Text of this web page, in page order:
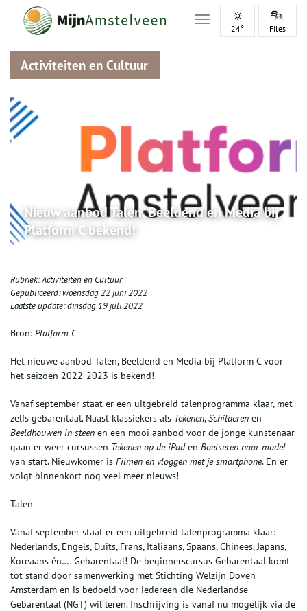
Toggle navigation
24° Files
Activiteiten en Cultuur
Nieuw aanbod Talen, Beeldend en Media bij
Platform C bekend!
Rubriek:Activiteiten en Cultuur
Gepubliceerd:woensdag 22 juni 2022
Laatste update:dinsdag 19 juli 2022
Bron: Platform C
Het nieuwe aanbod Talen, Beeldend en Media bij Platform C voor
het seizoen 2022-2023 is bekend!
Vanaf september staat er een uitgebreid talenprogramma klaar, met
zelfs gebarentaal. Naast klassiekers als Tekenen,Schilderen en
Beeldhouwen in steen en een mooi aanbod voor de jonge kunstenaar
gaan er weer cursussen Tekenen op de iPaden Boetseren naar model
van start. Nieuwkomer is Filmen en vloggen met je smartphone. En er
volgt binnenkort nog veel meer nieuws!
Talen
Vanaf september staat er een uitgebreid talenprogramma klaar:
Nederlands, Engels, Duits, Frans, Italiaans, Spaans, Chinees, Japans,
Koreaans én…. Gebarentaal! De beginnerscursus Gebarentaal komt
tot stand door samenwerking met Stichting Welzijn Doven
Amsterdam en is bedoeld voor iedereen die Nederlandse
Gebarentaal (NGT) wil leren. Inschrijving is vanaf nu mogelijk via de